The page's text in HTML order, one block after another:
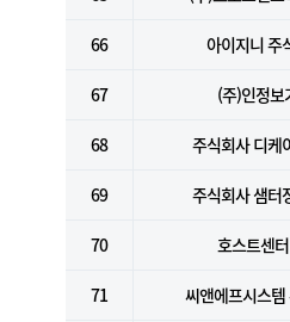
66 아이지니 주
67 (주)인정보
68 주식회사 디케
69 주식회사 샘터
70 호스트센
71 씨앤에프시스템